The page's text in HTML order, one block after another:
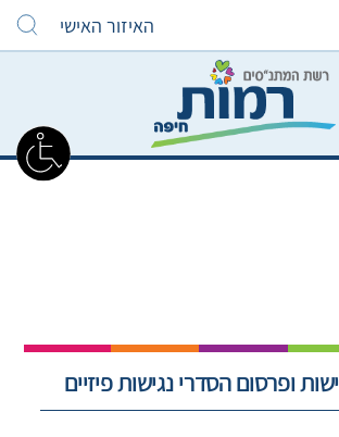
האיזור האישי
ופרסום הסדרי נגישות פיזיים